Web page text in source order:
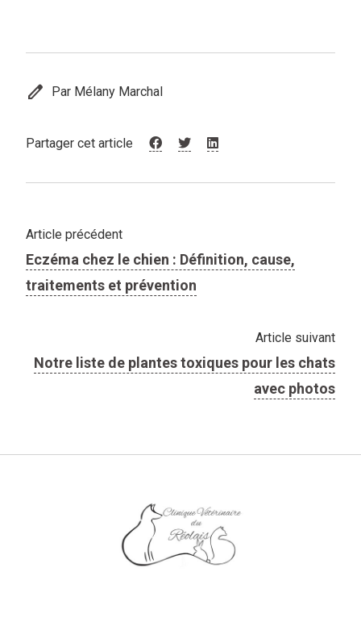
edit Par Mélany Marchal
Partager cet article
Article précédent
Eczéma chez le chien : Définition, cause,
traitements et prévention
Article suivant
Notre liste de ​plantes toxiques pour les chats
avec photos